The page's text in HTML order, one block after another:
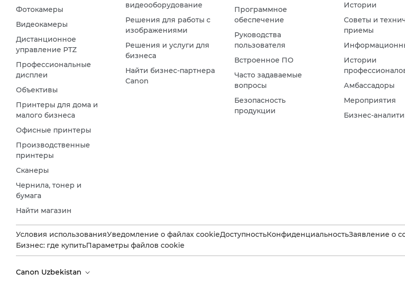
Фотокамеры
Видеокамеры
Дистанционное
управление PTZ
Профессиональные
дисплеи
Объективы
Принтеры для дома и
малого бизнеса
Офисные принтеры
Производственные
принтеры
Сканеры
Чернила, тонер и
бумага
Найти магазин
видеооборудование
Решения для работы с
изображениями
Решения и услуги для
бизнеса
Найти бизнес-партнера
Canon
Программное
обеспечение
Руководства
пользователя
Встроенное ПО
Часто задаваемые
вопросы
Безопасность
продукции
Истории
Советы и
приемы
Истории
Амбассадоры
Мероприятия
Бизнес-
Условия использованияУведомление о файлах cookieДоступностьКонфиденциальностьЗаявление о
Бизнес: где купитьПараметры файлов cookie
Canon Uzbekistan